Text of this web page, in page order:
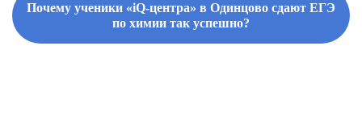
Почему ученики «iQ-центра» в Одинцово сдают ЕГЭ
по химии так успешно?